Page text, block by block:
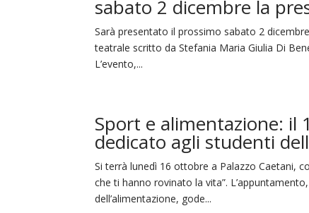
sabato 2 dicembre la
Sarà presentato il prossimo sabato 2
teatrale scritto da Stefania Maria Giulia Di
L’evento,...
Sport e alimentazione: il
dedicato agli studenti
Si terrà lunedì 16 ottobre a Palazzo Caetani,
che ti hanno rovinato la vita”.
dell’alimentazione, gode...